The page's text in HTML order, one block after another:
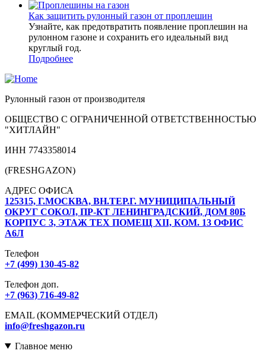
Как защитить рулонный газон от проплешин
Узнайте, как предотвратить появление проплешин на
рулонном газоне и сохранить его идеальный вид
круглый год.
Подробнее
Рулонный газон от производителя
ОБЩЕСТВО С ОГРАНИЧЕННОЙ ОТВЕТСТВЕННОСТЬЮ
"ХИТЛАЙН"
ИНН 7743358014
(FRESHGAZON)
АДРЕС ОФИСА
125315, Г.МОСКВА, ВН.ТЕР.Г. МУНИЦИПАЛЬНЫЙ
ОКРУГ СОКОЛ, ПР-КТ ЛЕНИНГРАДСКИЙ, ДОМ 80Б
КОРПУС 3, ЭТАЖ ТЕХ ПОМЕЩ XII, КОМ. 13 ОФИС
А6Л
Телефон
+7 (499) 130-45-82
Телефон доп.
+7 (963) 716-49-82
EMAIL (КОММЕРЧЕСКИЙ ОТДЕЛ)
info@freshgazon.ru
Главное меню